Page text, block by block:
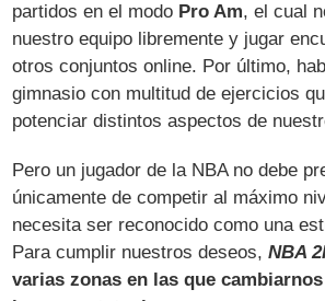
partidos en el modo Pro Am, el cual
nuestro equipo libremente y jugar
otros conjuntos online. Por último,
gimnasio con multitud de ejercicios
potenciar distintos aspectos de
Pero un jugador de la NBA no debe
únicamente de competir al máximo
necesita ser reconocido como una
Para cumplir nuestros deseos,NBA
varias zonas en las que